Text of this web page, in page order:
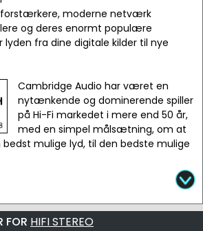
forstærkere, moderne netværk
og deres enormt populære
fra dine digitale kilder til nye
Cambridge Audio har været en
nytænkende og dominerende spiller
på Hi-Fi markedet i mere end 50 år,
med en simpel målsætning, om at
mulige lyd, til den bedste mulige
FOR HIFI STEREO